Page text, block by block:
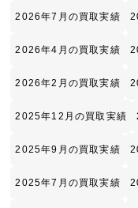
2026年7月の買取実績
2026年4月の買取実績
2026年2月の買取実績
2025年12月の買取実績
2025年9月の買取実績
2025年7月の買取実績